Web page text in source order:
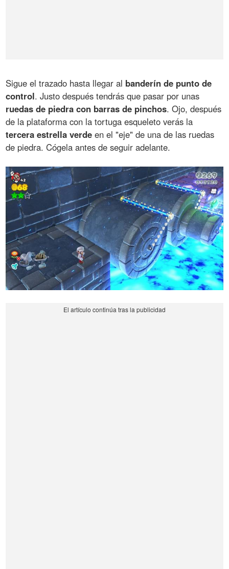
Sigue el trazado hasta llegar al banderín de punto de
control. Justo después tendrás que pasar por unas
ruedas de piedra con barras de pinchos. Ojo, después
de la plataforma con la tortuga esqueleto verás la
tercera estrella verde en el "eje" de una de las ruedas
de piedra. Cógela antes de seguir adelante.